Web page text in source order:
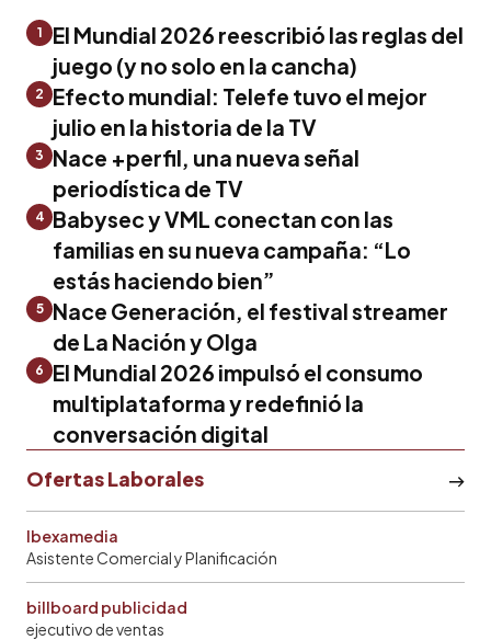
1
El Mundial 2026 reescribió las reglas del
juego (y no solo en la cancha)
2
Efecto mundial: Telefe tuvo el mejor
julio en la historia de la TV
3
Nace +perfil, una nueva señal
periodística de TV
4 Babysec y VML conectan con las
familias en su nueva campaña: “Lo
estás haciendo bien”
5
Nace Generación, el festival streamer
de La Nación y Olga
6
El Mundial 2026 impulsó el consumo
multiplataforma y redefinió la
conversación digital
Ofertas Laborales
Ibexamedia
Asistente Comercial y Planificación
billboard publicidad
ejecutivo de ventas